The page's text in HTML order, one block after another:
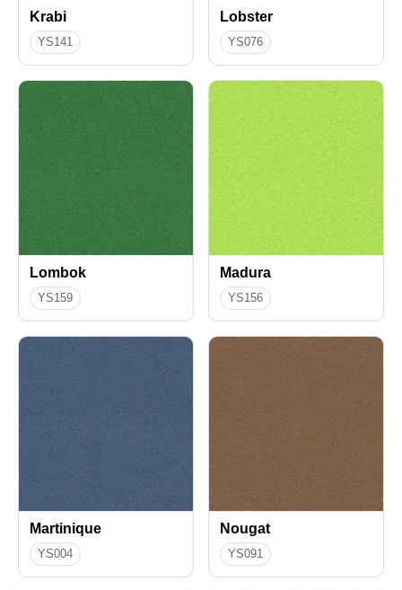
Krabi
YS141
Lobster
YS076
Lombok
YS159
Madura
YS156
Martinique
YS004
Nougat
YS091